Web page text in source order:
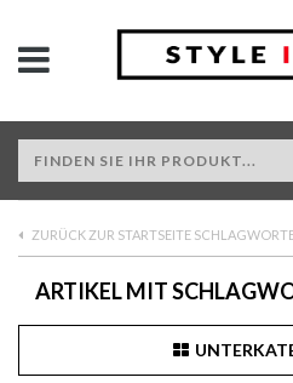
ZURÜCK ZUR STARTSEITE
ARTIKEL MIT